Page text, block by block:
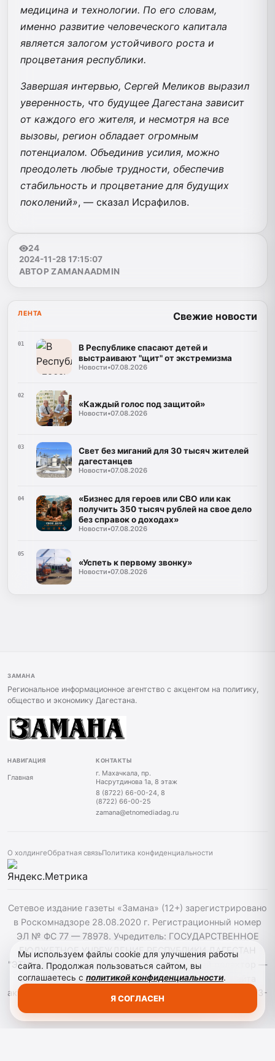
медицина и технологии. По его словам,
именно развитие человеческого капитала
является залогом устойчивого роста и
процветания республики.
Завершая интервью, Сергей Меликов выразил
уверенность, что будущее Дагестана зависит
от каждого его жителя, и несмотря на все
вызовы, регион обладает огромным
потенциалом. Объединив усилия, можно
преодолеть любые трудности, обеспечив
стабильность и процветание для будущих
поколений», — сказал Исрафилов.
24
2024-11-28 17:15:07
АВТОР ZAMANAADMIN
ЛЕНТА Свежие новости
01
В Республике спасают детей и
выстраивают "щит" от экстремизма
Новости•07.08.2026
02
«Каждый голос под защитой»
Новости•07.08.2026
03
Свет без миганий для 30 тысяч жителей
дагестанцев
Новости•07.08.2026
04
«Бизнес для героев или СВО или как
получить 350 тысяч рублей на свое дело
без справок о доходах»
Новости•07.08.2026
05
«Успеть к первому звонку»
Новости•07.08.2026
ЗАМАНА
Региональное информационное агентство с акцентом на политику,
общество и экономику Дагестана.
НАВИГАЦИЯ
Главная
КОНТАКТЫ
г. Махачкала, пр.
Насрутдинова 1а, 8 этаж
8 (8722) 66-00-24, 8
(8722) 66-00-25
zamana@etnomediadag.ru
О холдингеОбратная связьПолитика конфиденциальности
Сетевое издание газеты «Замана» (12+) зарегистрировано
в Роскомнадзоре 28.08.2020 г. Регистрационный номер
ЭЛ № ФС 77 — 78978. Учредитель: ГОСУДАРСТВЕННОЕ
БЮДЖЕТНОЕ УЧРЕЖДЕНИЕ РЕСПУБЛИКИ ДАГЕСТАН
"ЭТНОМЕДИАХОЛДИНГ "ДАГЕСТАН". Главный редактор —
Багомедов Р.Р. При использовании материалов сайта
активная гиперссылка на zamana.info обязательна. ©️ 2013-
Мы используем файлы cookie для улучшения работы
сайта. Продолжая пользоваться сайтом, вы
соглашаетесь с политикой конфиденциальности.
Я СОГЛАСЕН